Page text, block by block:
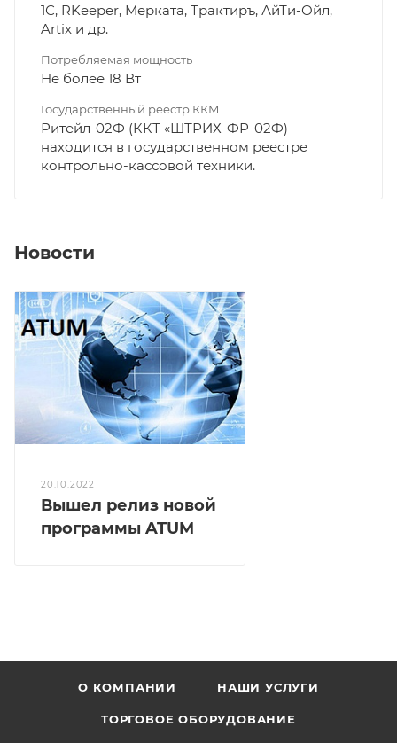
1С, RKeeper, Мерката, Трактиръ, АйТи-Ойл,
Artix и др.
Потребляемая мощность
Не более 18 Вт
Государственный реестр ККМ
Ритейл-02Ф (ККТ «ШТРИХ-ФР-02Ф)
находится в государственном реестре
контрольно-кассовой техники.
Новости
20.10.2022
Вышел релиз новой
программы ATUM
О КОМПАНИИ НАШИ УСЛУГИ
ТОРГОВОЕ ОБОРУДОВАНИЕ